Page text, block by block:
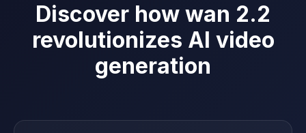
Discover how wan 2.2
revolutionizes AI video
generation